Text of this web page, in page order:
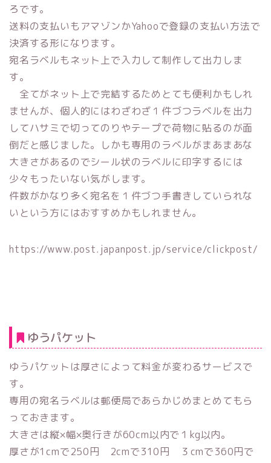
ろです。
送料の支払いもアマゾンかYahooで登録の支払い方法で
決済する形になります。
宛名ラベルもネット上で入力して制作して出力しま
す。
全てがネット上で完結するためとても便利かもしれ
ませんが、個人的にはわざわざ１件づつラベルを出力
してハサミで切ってのりやテープで荷物に貼るのが面
倒だと感じました。しかも専用のラベルがまあまあな
大きさがあるのでシール状のラベルに印字するには
少々もったいない気がします。
件数がかなり多く宛名を１件づつ手書きしていられな
いという方にはおすすめかもしれません。
https://www.post.japanpost.jp/service/clickpost/
ゆうパケット
ゆうパケットは厚さによって料金が変わるサービスで
す。
専用の宛名ラベルは郵便局であらかじめまとめてもら
っておきます。
大きさは縦×幅×奥行きが60cm以内で１kg以内。
厚さが1cmで250円 2cmで310円 ３cmで360円で